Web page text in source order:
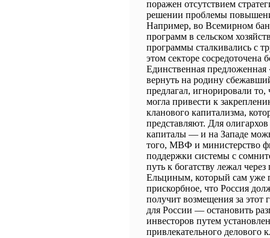
поражен отсутствием
решении проблемы
Например, во Всемирном
программ в сельском
программы сталкивались с
этом секторе сосредоточена
Единственная предложенная
вернуть на родину
предлагал, игнорировали то,
могла привести к
кланового капитализма,
представляют. Для
капиталы ― и на Западе
того, МВФ и министерство
поддержки системы с
путь к богатству лежал
Ельциным, который сам уже
прискорбное, что Россия
получит возмещения за этот
для России ― остановить
инвесторов путем
привлекательного делового